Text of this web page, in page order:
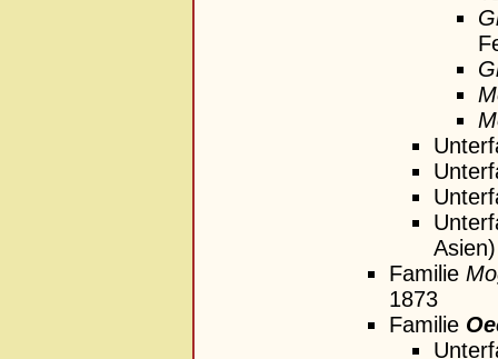
Asien)
Familie
1873
Familie